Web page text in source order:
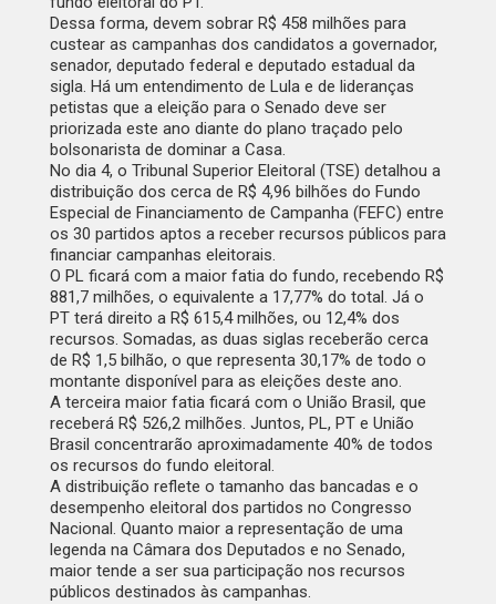
Dessa forma, devem sobrar R$ 458 milhões para
custear as campanhas dos candidatos a governador,
senador, deputado federal e deputado estadual da
sigla. Há um entendimento de Lula e de lideranças
petistas que a eleição para o Senado deve ser
priorizada este ano diante do plano traçado pelo
bolsonarista de dominar a Casa.
No dia 4, o Tribunal Superior Eleitoral (TSE) detalhou a
distribuição dos cerca de R$ 4,96 bilhões do Fundo
Especial de Financiamento de Campanha (FEFC) entre
os 30 partidos aptos a receber recursos públicos para
financiar campanhas eleitorais.
O PL ficará com a maior fatia do fundo, recebendo R$
881,7 milhões, o equivalente a 17,77% do total. Já o
PT terá direito a R$ 615,4 milhões, ou 12,4% dos
recursos. Somadas, as duas siglas receberão cerca
de R$ 1,5 bilhão, o que representa 30,17% de todo o
montante disponível para as eleições deste ano.
A terceira maior fatia ficará com o União Brasil, que
receberá R$ 526,2 milhões. Juntos, PL, PT e União
Brasil concentrarão aproximadamente 40% de todos
os recursos do fundo eleitoral.
A distribuição reflete o tamanho das bancadas e o
desempenho eleitoral dos partidos no Congresso
Nacional. Quanto maior a representação de uma
legenda na Câmara dos Deputados e no Senado,
maior tende a ser sua participação nos recursos
públicos destinados às campanhas.